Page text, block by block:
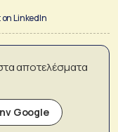
on LinkedIn
αποτελέσματα
Google